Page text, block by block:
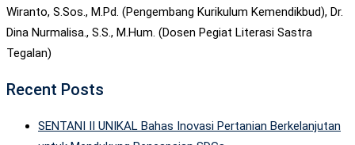
Wiranto, S.Sos., M.Pd. (Pengembang Kurikulum Kemendikbud), Dr.
Dina Nurmalisa., S.S., M.Hum. (Dosen Pegiat Literasi Sastra
Tegalan)
Recent Posts
SENTANI II UNIKAL Bahas Inovasi Pertanian Berkelanjutan